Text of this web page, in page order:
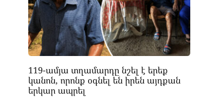
119-ամյա տղամարդը նշել է երեք
կանոն, որոնք օգնել են իրեն այդքան
երկար ապրել